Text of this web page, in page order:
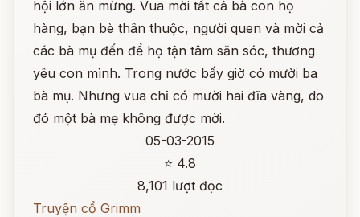
hội lớn ăn mừng. Vua mời tất cả bà con họ
hàng, bạn bè thân thuộc, người quen và mời cả
các bà mụ đến để họ tận tâm săn sóc, thương
yêu con mình. Trong nước bấy giờ có mười ba
bà mụ. Nhưng vua chỉ có mười hai đĩa vàng, do
đó một bà mẹ không được mời.
05-03-2015
⭐ 4.8
8,101 lượt đọc
Truyện cổ Grimm